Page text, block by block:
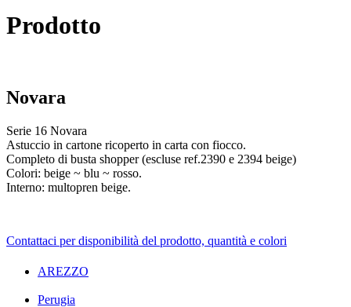
Prodotto
Novara
Serie 16 Novara
Astuccio in cartone ricoperto in carta con fiocco.
Completo di busta shopper (escluse ref.2390 e 2394 beige)
Colori: beige ~ blu ~ rosso.
Interno: multopren beige.
Contattaci per disponibilità del prodotto, quantità e colori
AREZZO
Perugia